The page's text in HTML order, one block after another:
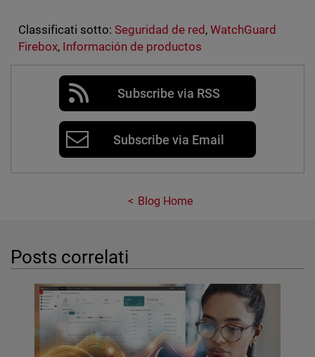
Classificati sotto: Seguridad de red,WatchGuard
Firebox, Información de productos
Subscribe via RSS
Subscribe via Email
Blog Home
Posts correlati